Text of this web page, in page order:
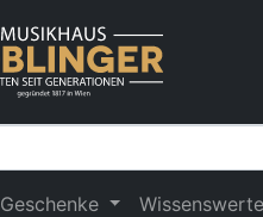
Geschenke